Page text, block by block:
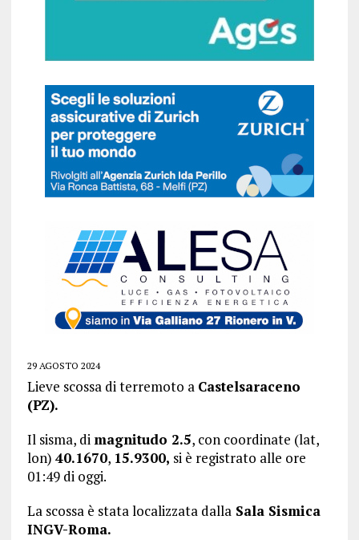
29 AGOSTO 2024
Lieve scossa di terremoto a Castelsaraceno
(PZ).
Il sisma, di magnitudo 2.5, con coordinate (lat,
lon) 40.1670, 15.9300, si è registrato alle ore
01:49 di oggi.
La scossa è stata localizzata dallaSala Sismica
INGV-Roma.